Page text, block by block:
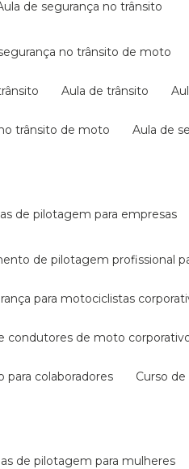
aula de segurança no trânsito
segurança no trânsito de moto
aula de trânsito
trânsito de moto aula de
de pilotagem para empresas
de pilotagem profissional
para motociclistas
condutores de moto
para colaboradores curso
de pilotagem para mulheres